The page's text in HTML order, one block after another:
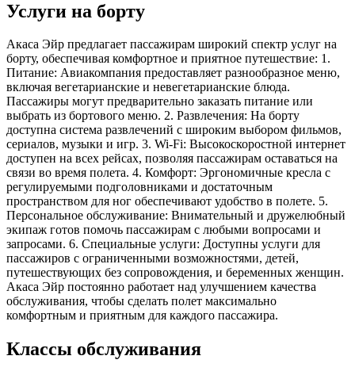
Услуги на борту
Акаса Эйр предлагает пассажирам широкий спектр услуг на
борту, обеспечивая комфортное и приятное путешествие: 1.
Питание: Авиакомпания предоставляет разнообразное меню,
включая вегетарианские и невегетарианские блюда.
Пассажиры могут предварительно заказать питание или
выбрать из бортового меню. 2. Развлечения: На борту
доступна система развлечений с широким выбором фильмов,
сериалов, музыки и игр. 3. Wi-Fi: Высокоскоростной интернет
доступен на всех рейсах, позволяя пассажирам оставаться на
связи во время полета. 4. Комфорт: Эргономичные кресла с
регулируемыми подголовниками и достаточным
пространством для ног обеспечивают удобство в полете. 5.
Персональное обслуживание: Внимательный и дружелюбный
экипаж готов помочь пассажирам с любыми вопросами и
запросами. 6. Специальные услуги: Доступны услуги для
пассажиров с ограниченными возможностями, детей,
путешествующих без сопровождения, и беременных женщин.
Акаса Эйр постоянно работает над улучшением качества
обслуживания, чтобы сделать полет максимально
комфортным и приятным для каждого пассажира.
Классы обслуживания